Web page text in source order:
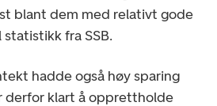
blant dem med relativt gode
fra SSB.
hadde også høy sparing
derfor klart å opprettholde